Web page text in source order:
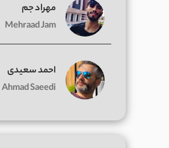
مهراد جم
Mehraad Jam
احمد سعیدی
Ahmad Saeedi